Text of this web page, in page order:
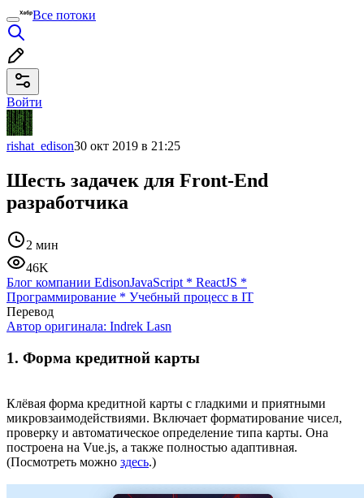
Все потоки
Войти
rishat_edison30 окт 2019 в 21:25
Шесть задачек для Front-End
разработчика
2 мин
46K
Блог компании EdisonJavaScript * ReactJS *
Программирование * Учебный процесс в IT
Перевод
Автор оригинала: Indrek Lasn
1. Форма кредитной карты
Клёвая форма кредитной карты с гладкими и приятными
микровзаимодействиями. Включает форматирование чисел,
проверку и автоматическое определение типа карты. Она
построена на Vue.js, а также полностью адаптивная.
(Посмотреть можно здесь.)